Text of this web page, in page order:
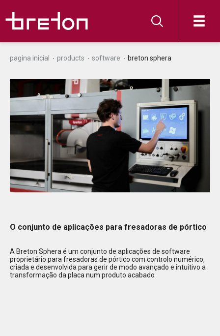
pagina inicial products software breton sphera
O conjunto de aplicações para fresadoras de pórtico
A Breton Sphera é um conjunto de aplicações de software
proprietário para fresadoras de pórtico com controlo numérico,
criada e desenvolvida para gerir de modo avançado e intuitivo a
transformação da placa num produto acabado